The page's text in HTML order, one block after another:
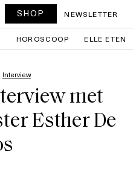
SHOP NEWSLETTER
HOROSCOOP ELLE ETEN
Interview
met
Esther De